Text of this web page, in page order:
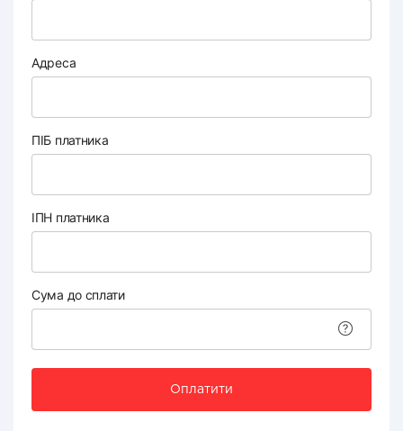
Адреса
ПІБ платника
ІПН платника
Сума до сплати
Оплатити